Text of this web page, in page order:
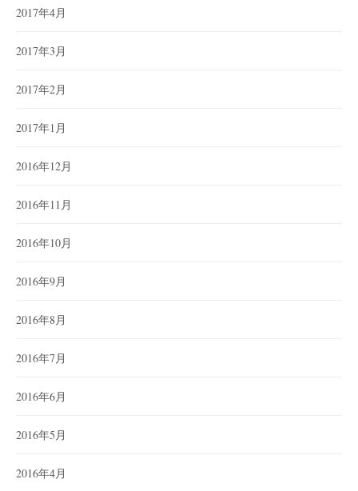
2017年4月
2017年3月
2017年2月
2017年1月
2016年12月
2016年11月
2016年10月
2016年9月
2016年8月
2016年7月
2016年6月
2016年5月
2016年4月